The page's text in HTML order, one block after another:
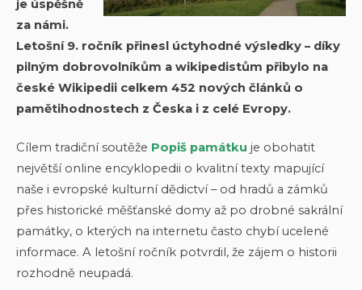
je úspěšně
za námi.
Letošní 9. ročník přinesl úctyhodné výsledky – díky
pilným dobrovolníkům a wikipedistům přibylo na
české Wikipedii celkem 452 nových článků o
pamětihodnostech z Česka i z celé Evropy.
Cílem tradiční soutěže Popiš památku je obohatit
největší online encyklopedii o kvalitní texty mapující
naše i evropské kulturní dědictví – od hradů a zámků
přes historické měšťanské domy až po drobné sakrální
památky, o kterých na internetu často chybí ucelené
informace. A letošní ročník potvrdil, že zájem o historii
rozhodně neupadá.